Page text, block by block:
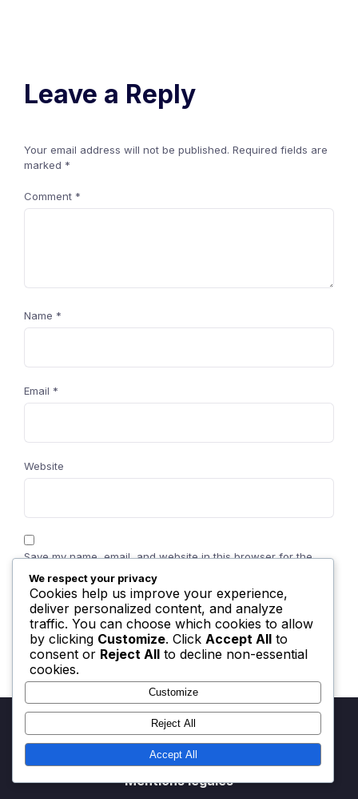
Leave a Reply
Your email address will not be published. Required fields are
marked *
Comment *
Name *
Email *
Website
Save my name, email, and website in this browser for the
next time I comment.
Mentions légales
We respect your privacy
Cookies help us improve your experience,
deliver personalized content, and analyze
traffic. You can choose which cookies to allow
by clicking Customize. Click Accept All to
consent or Reject All to decline non-essential
cookies.
Customize
Reject All
Accept All